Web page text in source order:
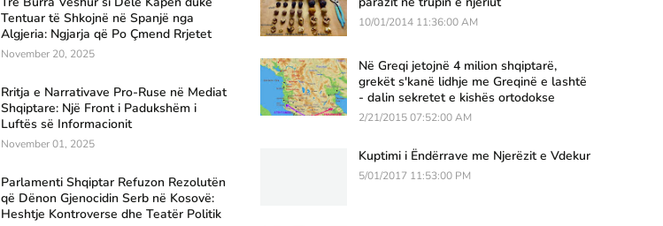
Tentuar të Shkojnë në Spanjë nga
Algjeria: Ngjarja që Po Çmend Rrjetet
November 20, 2025
Rritja e Narrativave Pro-Ruse në Mediat
Shqiptare: Një Front i Padukshëm i
Luftës së Informacionit
November 01, 2025
Parlamenti Shqiptar Refuzon Rezolutën
që Dënon Gjenocidin Serb në Kosovë:
Heshtje Kontroverse dhe Teatër Politik
10/01/2014 11:36:00 AM
Në Greqi jetojnë 4 milion shqiptarë,
grekët s'kanë lidhje me Greqinë e lashtë
- dalin sekretet e kishës ortodokse
2/21/2015 07:52:00 AM
Kuptimi i Ëndërrave me Njerëzit e Vdekur
5/01/2017 11:53:00 PM